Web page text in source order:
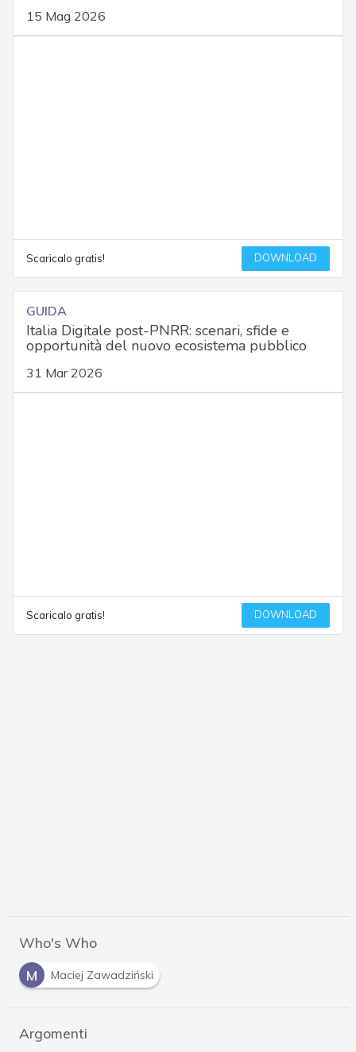
15 Mag 2026
Scaricalo gratis! DOWNLOAD
GUIDA
Italia Digitale post-PNRR: scenari, sfide e
opportunità del nuovo ecosistema pubblico
31 Mar 2026
Scaricalo gratis! DOWNLOAD
Who's Who
M
Maciej Zawadziński
Argomenti